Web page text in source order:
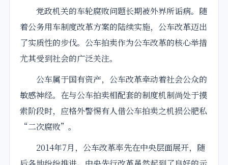
党政机关的车轮腐败问题长期被外界所诟病。随
着公务用车制度改革方案的陆续实施， 公车改革迈出
了实质性的步伐。 公车拍卖作为公车改革的核心举措
尤其受到社会的广泛关注。
公车属于国有资产，公车改革牵动着社会公众的
敏感神经。在与公车拍卖相配套的制度机制尚处于摸
索阶段时，应格外警惕有人借公车拍卖之机损公肥私
“二次腐败”。
2014年7月，公车改革率先在中央层面展开，随